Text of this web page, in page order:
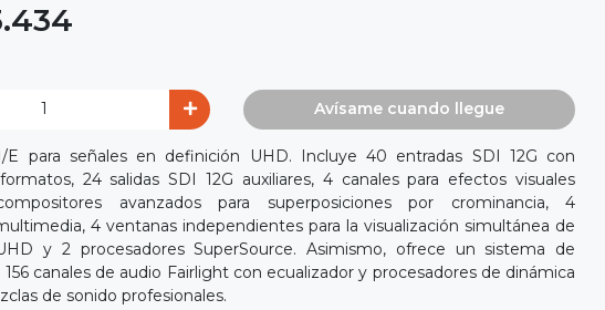
Avísame cuando llegue
E para señales en definición UHD. Incluye 40 entradas SDI 12G con
24 salidas SDI 12G auxiliares, 4 canales para efectos visuales
avanzados para superposiciones por crominancia, 4
4 ventanas independientes para la visualización simultánea de
y 2 procesadores SuperSource. Asimismo, ofrece un sistema de
canales de audio Fairlight con ecualizador y procesadores de dinámica
de sonido profesionales.